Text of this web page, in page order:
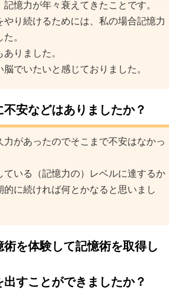
憶力が年々衰えてきたことです。
やり続けるためには、私の場合記憶力
。
りました。
でいたいと感じておりました。
安などはありましたか？
力があったのでそこまで不安はなかっ
ている（記憶力の）レベルに達するか
的に続ければ何とかなると思いまし
を体験して記憶術を取得し
すことができましたか？